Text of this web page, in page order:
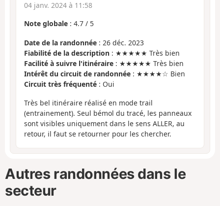
04 janv. 2024 à 11:58
Note globale : 4.7 / 5
Date de la randonnée : 26 déc. 2023
Fiabilité de la description : ★★★★★ Très bien
Facilité à suivre l'itinéraire : ★★★★★ Très bien
Intérêt du circuit de randonnée : ★★★★☆ Bien
Circuit très fréquenté : Oui
Très bel itinéraire réalisé en mode trail
(entrainement). Seul bémol du tracé, les panneaux
sont visibles uniquement dans le sens ALLER, au
retour, il faut se retourner pour les chercher.
Autres randonnées dans le
secteur